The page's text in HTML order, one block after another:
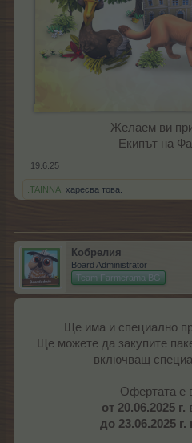
Желаем ви
Екипът на
19.6.25
.TAINNA. харесва това.
Кобрелия
Board Administrator
Team Farmerama BG
Ще има и специално
Ще можете да закупите
включващ
Офертата е
от 20.06.2025 г.
до 23.06.2025